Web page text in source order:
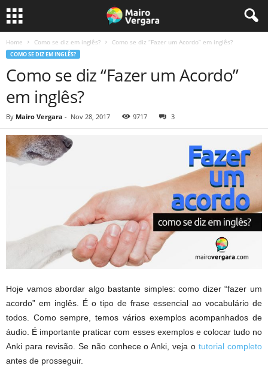
Home Como se diz em inglês? Como se diz “Fazer um Acordo” em inglês?
COMO SE DIZ EM INGLÊS?
Como se diz “Fazer um Acordo”
em inglês?
By Mairo Vergara - Nov 28, 2017 9717 3
Hoje vamos abordar algo bastante simples: como dizer “fazer um
acordo” em inglês. É o tipo de frase essencial ao vocabulário de
todos. Como sempre, temos vários exemplos acompanhados de
áudio. É importante praticar com esses exemplos e colocar tudo no
Anki para revisão. Se não conhece o Anki, veja otutorial completo
antes de prosseguir.